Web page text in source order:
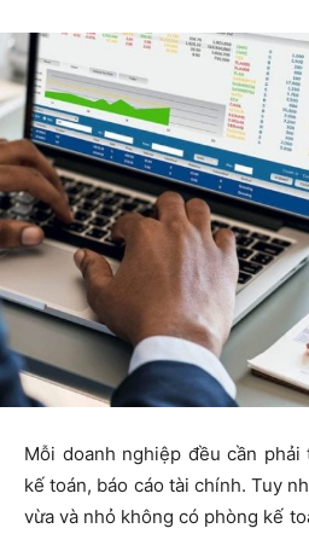
Mỗi doanh nghiệp đều cần
kế toán, báo cáo tài chính. Tuy
vừa và nhỏ không có phòng kế